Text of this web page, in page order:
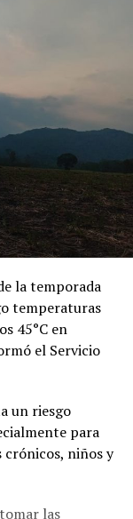
la temporada
temperaturas
45°C en
el Servicio
un riesgo
para
niños y
las